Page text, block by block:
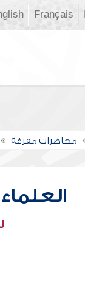
Français
محاضرات مفرغة